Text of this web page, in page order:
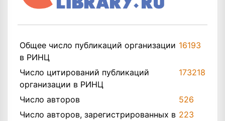
Общее число публикаций организации
в РИНЦ
16193
Число цитирований публикаций
организации в РИНЦ
173218
Число авторов
526
Число авторов, зарегистрированных в 223